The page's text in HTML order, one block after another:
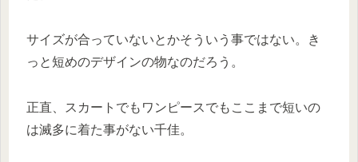
サイズが合っていないとかそういう事ではない。き
っと短めのデザインの物なのだろう。
正直、スカートでもワンピースでもここまで短いの
は滅多に着た事がない千佳。